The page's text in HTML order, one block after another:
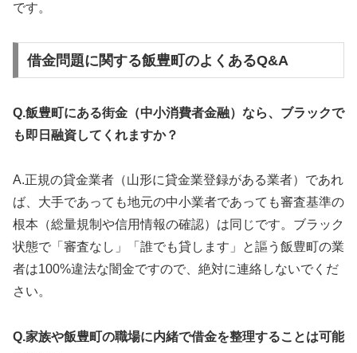
です。
借金問題に関する飯豊町のよくあるQ&A
Q.飯豊町にある街金（中小消費者金融）なら、ブラックで
も即日融資してくれますか？
A.正規の貸金業者（山形に貸金業登録がある業者）であれ
ば、大手であっても地元の中小業者であっても審査基準の
根本（総量規制や信用情報の確認）は同じです。ブラック
状態で「審査なし」「誰でも貸します」と謳う飯豊町の業
者は100%違法な闇金ですので、絶対に連絡しないでくだ
さい。
Q.家族や飯豊町の職場に内緒で借金を整理することは可能